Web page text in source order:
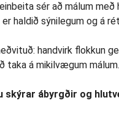
sér að málum
haldið sýnilegum og á
handvirk flokkun
taka á mikilvægum málum.
skýrar ábyrgðir og